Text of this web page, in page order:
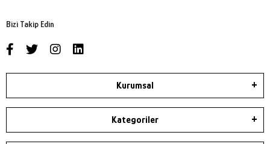
Bizi Takip Edin
Kurumsal
Kategoriler